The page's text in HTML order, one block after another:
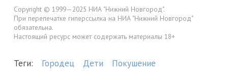
Copyright © 1999—2025 НИА "Нижний Новгород".
При перепечатке гиперссылка на НИА "Нижний Новгород"
обязательна.
Настоящий ресурс может содержать материалы 18+
Теги: Городец Дети Покушение